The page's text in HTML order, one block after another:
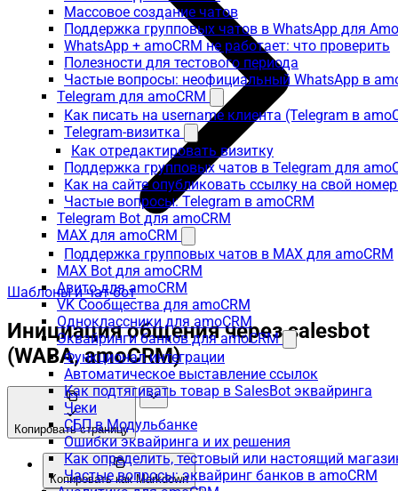
Массовое создание чатов
Поддержка групповых чатов в WhatsApp для
WhatsApp + amoCRM не работает: что проверить
Полезности для тестового периода
Частые вопросы: неофициальный WhatsApp в
Telegram для amoCRM
Как писать на username клиента (Telegram в
Telegram-визитка
Как отредактировать визитку
Поддержка групповых чатов в Telegram для
Как на сайте опубликовать ссылку на свой
Частые вопросы: Telegram в amoCRM
Telegram Bot для amoCRM
MAX для amoCRM
Поддержка групповых чатов в MAX для amoCRM
MAX Bot для amoCRM
Авито для amoCRM
VK Сообщества для amoCRM
Одноклассники для amoCRM
Эквайринги банков для amoCRM
Функционал интеграции
Автоматическое выставление ссылок
Как подтягивать товар в SalesBot эквайринга
Чеки
СБП в Модульбанке
Ошибки эквайринга и их решения
Как определить, тестовый или настоящий
Частые вопросы: эквайринг банков в amoCRM
Шаблоны и чат-бот
Инициация общения через salesbot
(WABA, amoCRM)
Копировать страницу
Копировать как Markdown